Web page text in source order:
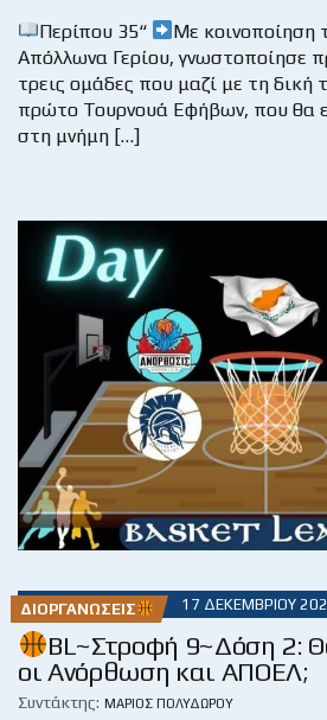
Περίπου 35“
Με κοινοποίηση
Απόλλωνα Γερίου, γνωστοποίησε
τρεις ομάδες που μαζί με τη δική
πρώτο Τουρνουά Εφήβων, που θα
στη μνήμη […]
ΔΙΟΡΓΑΝΏΣΕΙΣ 17 ΔΕΚΕΜΒΡΊΟΥ
BL~Στροφή 9~Δόση 2:
οι Ανόρθωση και ΑΠΟΕΛ;
Συντάκτης: ΜΆΡΙΟΣ ΠΟΛΥΔΏΡΟΥ